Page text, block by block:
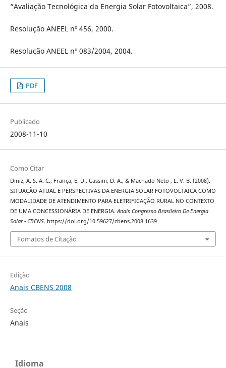
“Avaliação Tecnológica da Energia Solar Fotovoltaica”, 2008.
Resolução ANEEL nº 456, 2000.
Resolução ANEEL nº 083/2004, 2004.
PDF
Publicado
2008-11-10
Como Citar
Diniz, A. S. A. C., França, E. D., Cassini, D. A., & Machado Neto , L. V. B. (2008).
SITUAÇÃO ATUAL E PERSPECTIVAS DA ENERGIA SOLAR FOTOVOLTAICA COMO
MODALIDADE DE ATENDIMENTO PARA ELETRIFICAÇÃO RURAL NO CONTEXTO
DE UMA CONCESSIONÁRIA DE ENERGIA. Anais Congresso Brasileiro De Energia
Solar - CBENS. https://doi.org/10.59627/cbens.2008.1639
Fomatos de Citação
Edição
Anais CBENS 2008
Seção
Anais
Idioma